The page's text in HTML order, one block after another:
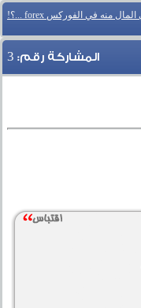
المشاركة رقم: 3